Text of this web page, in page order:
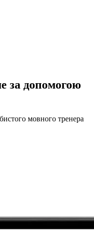
за допомогою
мовного тренера